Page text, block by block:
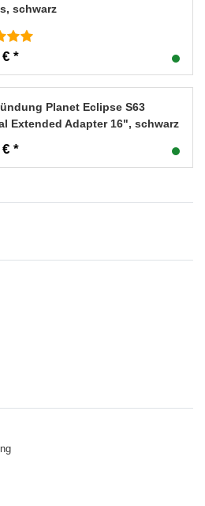
schwarz
€ *
Planet Eclipse S63
Extended Adapter 16", schwarz
€ *